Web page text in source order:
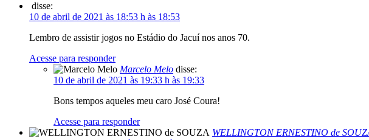
disse:
10 de abril de 2021 às 18:53 h às 18:53
Lembro de assistir jogos no Estádio do Jacuí nos anos 70.
Acesse para responder
Marcelo Melo disse:
10 de abril de 2021 às 19:33 h às 19:33
Bons tempos aqueles meu caro José Coura!
Acesse para responder
WELLINGTON ERNESTINO de